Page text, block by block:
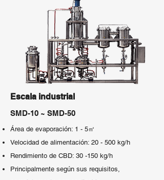
Escala industrial
SMD-10 ~ SMD-50
Área de evaporación: 1 - 5㎡
Velocidad de alimentación: 20 - 500 kg/h
Rendimiento de CBD: 30 -150 kg/h
Principalmente según sus requisitos,